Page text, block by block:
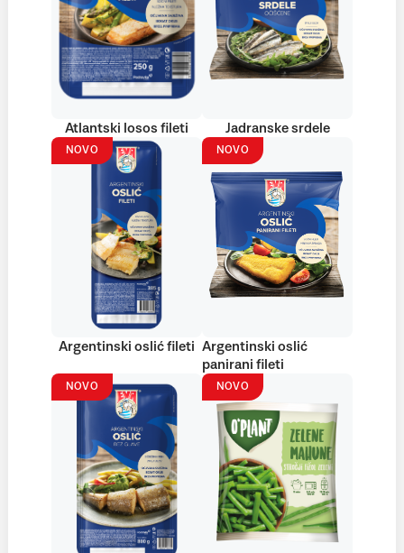
Atlantski losos fileti Jadranske srdele
NOVO
Argentinski oslić fileti
NOVO
Argentinski oslić
panirani fileti
NOVO NOVO